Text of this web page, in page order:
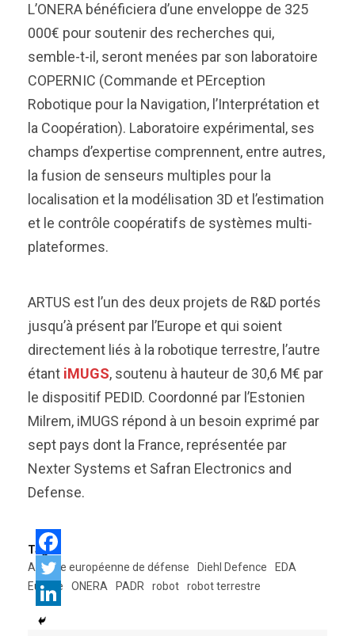
L’ONERA bénéficiera d’une enveloppe de 325
000€ pour soutenir des recherches qui,
semble-t-il, seront menées par son laboratoire
COPERNIC (Commande et PErception
Robotique pour la Navigation, l’Interprétation et
la Coopération). Laboratoire expérimental, ses
champs d’expertise comprennent, entre autres,
la fusion de senseurs multiples pour la
localisation et la modélisation 3D et l’estimation
et le contrôle coopératifs de systèmes multi-
plateformes.
ARTUS est l’un des deux projets de R&D portés
jusqu’à présent par l’Europe et qui soient
directement liés à la robotique terrestre, l’autre
étant iMUGS, soutenu à hauteur de 30,6 M€ par
le dispositif PEDID. Coordonné par l’Estonien
Milrem, iMUGS répond à un besoin exprimé par
sept pays dont la France, représentée par
Nexter Systems et Safran Electronics and
Defense.
Tags:
Agence européenne de défense
Diehl Defence
EDA
Europe
ONERA PADR robot robot terrestre